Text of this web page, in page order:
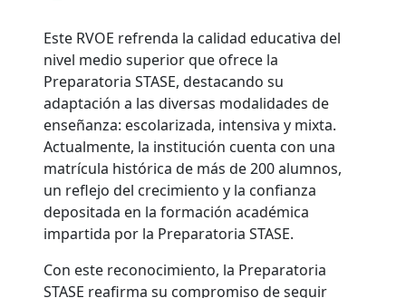
Este RVOE refrenda la calidad educativa del
nivel medio superior que ofrece la
Preparatoria STASE, destacando su
adaptación a las diversas modalidades de
enseñanza: escolarizada, intensiva y mixta.
Actualmente, la institución cuenta con una
matrícula histórica de más de 200 alumnos,
un reflejo del crecimiento y la confianza
depositada en la formación académica
impartida por la Preparatoria STASE.
Con este reconocimiento, la Preparatoria
STASE reafirma su compromiso de seguir